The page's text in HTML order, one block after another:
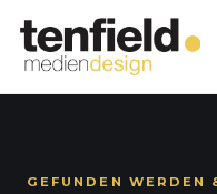
GEFUNDEN WERDEN